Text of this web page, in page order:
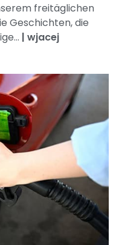
freitäglichen
Geschichten, die
| wjacej